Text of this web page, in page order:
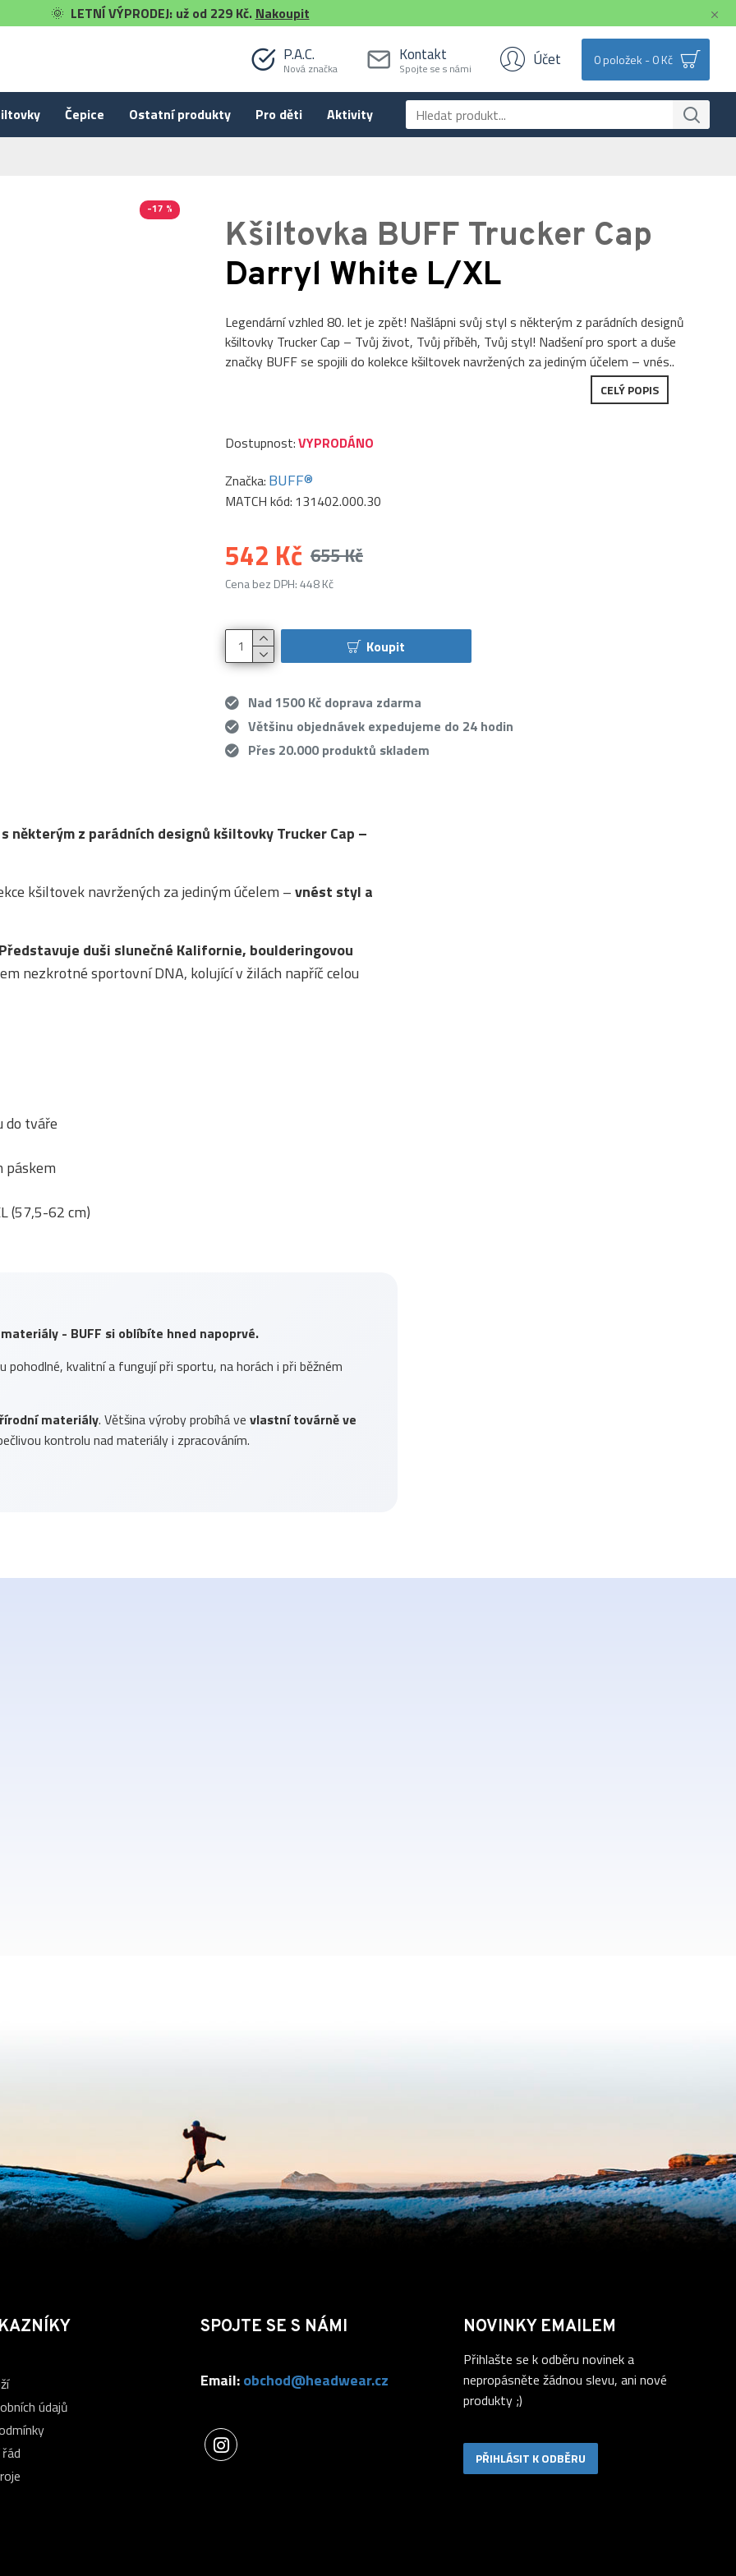
🌞 LETNÍ VÝPRODEJ: už od 229 Kč. Nakoupit
P.A.C.
Nová značka
Kontakt
Spojte se s námi Účet 0 položek - 0 Kč
Čepice Ostatní produkty Pro děti Aktivity
-17 %
Kšiltovka BUFF Trucker Cap
Darryl White L/XL
Legendární vzhled 80. let je zpět! Našlápni svůj styl s některým z parádních designů
kšiltovky Trucker Cap – Tvůj život, Tvůj příběh, Tvůj styl! Nadšení pro sport a duše
značky BUFF se spojili do kolekce kšiltovek navržených za jediným účelem – vnés..
CELÝ POPIS
542 Kč 655 Kč
Cena bez DPH: 448 Kč
Dostupnost:VYPRODÁNO
Značka: BUFF®
MATCH kód: 131402.000.30
Koupit
Nad 1500 Kč doprava zdarma
Většinu objednávek expedujeme do 24 hodin
Přes 20.000 produktů skladem
- BUFF si oblíbíte hned napoprvé.
pohodlné, kvalitní a fungují při sportu, na horách i při běžném
materiály. Většina výroby probíhá ve vlastní továrně ve
kontrolu nad materiály i zpracováním.
z parádních designů kšiltovky Trucker Cap –
kšiltovek navržených za jediným účelem –vnést styl a
Představuje duši slunečné Kalifornie, boulderingovou
nezkrotné sportovní DNA, kolující v žilách napříč celou
do tváře
(57,5-62 cm)
údajů
SPOJTE SE S NÁMI
Email:obchod@headwear.cz
NOVINKY EMAILEM
Přihlašte se k odběru novinek a
nepropásněte žádnou slevu, ani nové
produkty ;)
PŘIHLÁSIT K ODBĚRU